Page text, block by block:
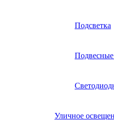
Подсветка
Подвесные
Уличное